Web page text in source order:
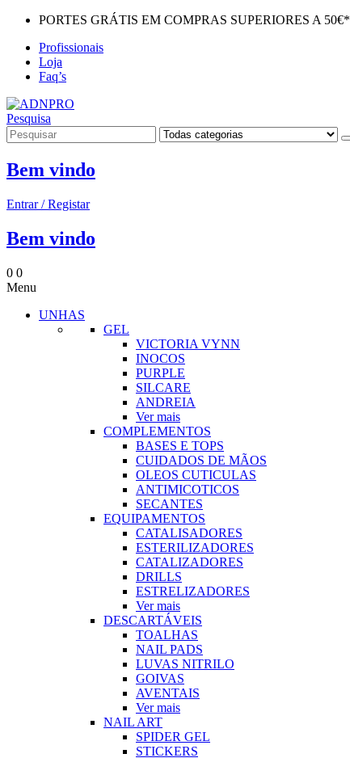
PORTES GRÁTIS EM COMPRAS SUPERIORES A 50€*
Profissionais
Loja
Faq’s
Pesquisa
Bem vindo
Entrar / Registar
Bem vindo
0 0
Menu
UNHAS
GEL
VICTORIA VYNN
INOCOS
PURPLE
SILCARE
ANDREIA
Ver mais
COMPLEMENTOS
BASES E TOPS
CUIDADOS DE MÃOS
OLEOS CUTICULAS
ANTIMICOTICOS
SECANTES
EQUIPAMENTOS
CATALISADORES
ESTERILIZADORES
CATALIZADORES
DRILLS
ESTRELIZADORES
Ver mais
DESCARTÁVEIS
TOALHAS
NAIL PADS
LUVAS NITRILO
GOIVAS
AVENTAIS
Ver mais
NAIL ART
SPIDER GEL
STICKERS